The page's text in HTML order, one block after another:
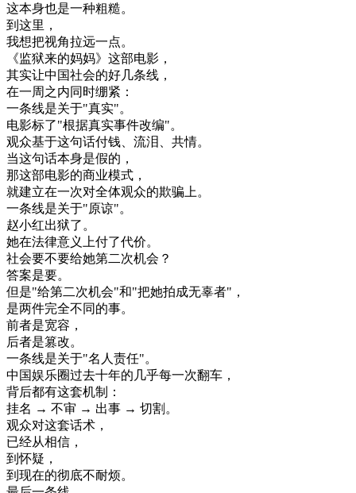
这本身也是一种粗糙。
到 这里 ，
我想把视角拉远一点。
《监狱来的妈妈》 这部电影 ，
其实让中国社会的好几条线 ，
在一周之内同时绷紧 ：
一条线是关于"真实"。
电影标了"根据真实事件改编"。
观众基于这句话付钱、 流泪 、 共情。
当这句话本身是假的 ，
那这部电影的商业模式 ，
就建立在一次对全体观众的欺骗上。
一条线是关于"原谅"。
赵小红出狱了。
她在法律意义上付了代价。
社会要不要给她第二次机会 ？
答案是要。
但是"给第二次机会"和"把她拍成无辜者" ，
是两件完全不同 的事。
前者是宽容 ，
后者是篡改。
一条线是关于"名人责任"。
中国娱乐圈过去十年的几乎每一次翻车 ，
背后都有这套机制
：
挂名 → 不审 → 出事 → 切割 。
观众对这套话术 ，
已经从相信 ，
到怀疑 ，
到 现在的彻底不耐烦。